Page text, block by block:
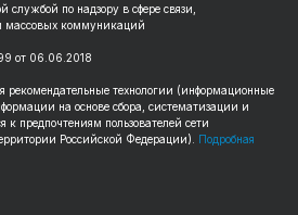
службой по надзору в сфере связи,
массовых коммуникаций
от 06.06.2018
рекомендательные технологии (информационные
на основе сбора, систематизации и
к предпочтениям пользователей сети
Российской Федерации). Подробная